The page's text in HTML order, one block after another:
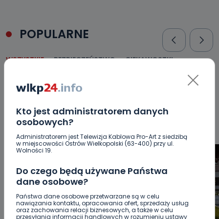
Kto jest administratorem danych
osobowych?
Administratorem jest Telewizja Kablowa Pro-Art z siedzibą
w miejscowości Ostrów Wielkopolski (63-400) przy ul.
Wolności 19.
Do czego będą używane Państwa
dane osobowe?
Państwa dane osobowe przetwarzane są w celu
nawiązania kontaktu, opracowania ofert, sprzedaży usług
oraz zachowania relacji biznesowych, a także w celu
przesyłania informacji handlowych w rozumieniu ustawy
POPULARNE
WSZYSTKIE BEZPIECZEŃSTWO
CIEKAWOSTKI
KORONAWIRUS
KULTURA I ROZRYWKA
NA
SYGNALE
OPINIE POLITYKA
ŚRODOWISKO
WASZE INFO
WSZYSTKICH ŚWIĘTYCH
WYWIADY
ZDROWIE